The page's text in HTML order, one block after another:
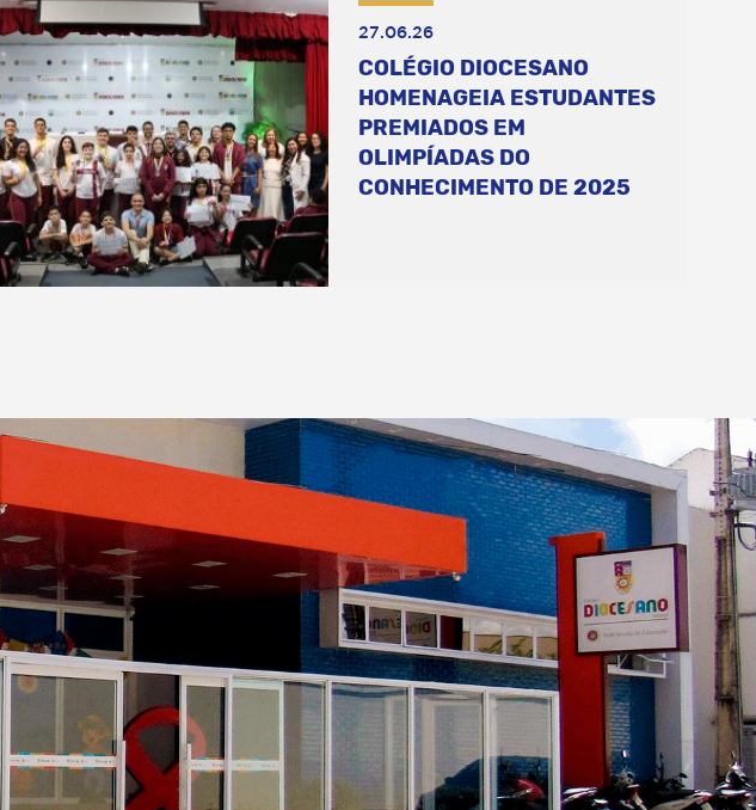
27.06.26
COLÉGIO DIOCESANO
HOMENAGEIA ESTUDANTES
PREMIADOS EM
OLIMPÍADAS DO
CONHECIMENTO DE 2025